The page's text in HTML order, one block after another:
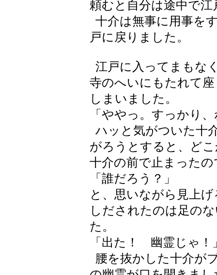
頼むと自分は途中で
十介は無事に用事を
戸に戻りました。
江戸に入ってまもな
寺のへいにもたれて
しまいました。
「ややっ。すっかり
ハッと気がついた十
がろうとすると、ど
十介の前で止まったの
「誰だろう？」
と、思いながら見上
しだされたのは足の
た。
「出た！ 幽霊じゃ！
腰を抜かした十介が